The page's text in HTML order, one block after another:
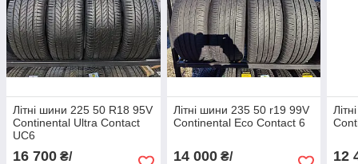
Літні шини 225 50 R18 95V
Continental Ultra Contact
UC6
16 700 ₴/
Літні шини 235 50 r19 99V
Continental Eco Contact 6
14 000₴/
12